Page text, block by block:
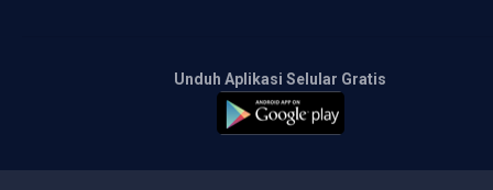
Unduh Aplikasi Selular Gratis